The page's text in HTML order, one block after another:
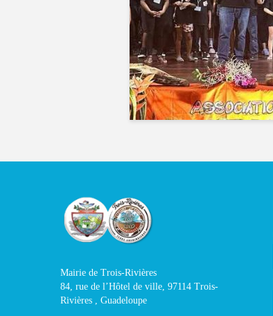
Mairie de Trois-Rivières
84, rue de l’Hôtel de ville, 97114 Trois-
Rivières , Guadeloupe